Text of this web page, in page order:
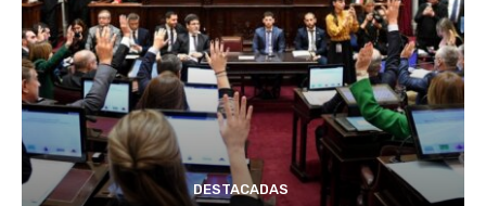
DESTACADAS